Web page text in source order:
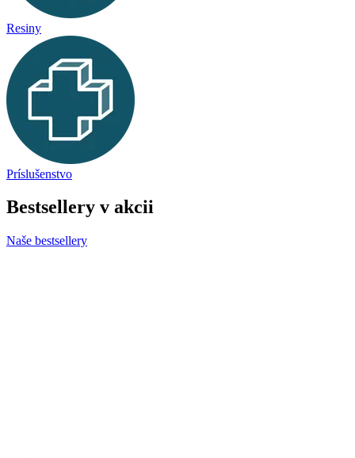
Resiny
Príslušenstvo
Bestsellery v akcii
Naše bestsellery